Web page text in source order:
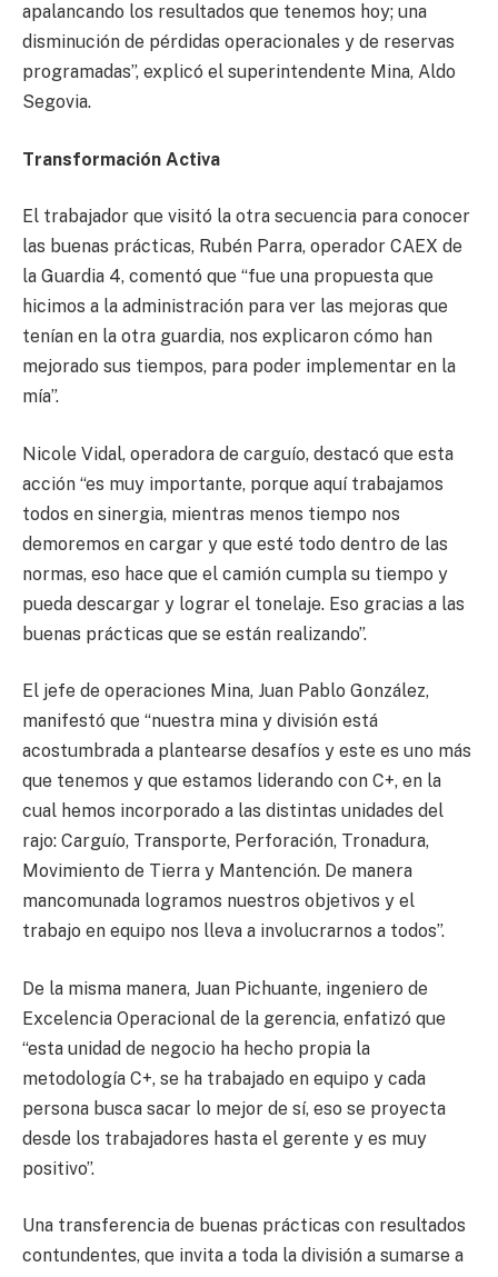
apalancando los resultados que tenemos hoy; una
disminución de pérdidas operacionales y de reservas
programadas”, explicó el superintendente Mina, Aldo
Segovia.
Transformación Activa
El trabajador que visitó la otra secuencia para conocer
las buenas prácticas, Rubén Parra, operador CAEX de
la Guardia 4, comentó que “fue una propuesta que
hicimos a la administración para ver las mejoras que
tenían en la otra guardia, nos explicaron cómo han
mejorado sus tiempos, para poder implementar en la
mía”.
Nicole Vidal, operadora de carguío, destacó que esta
acción “es muy importante, porque aquí trabajamos
todos en sinergia, mientras menos tiempo nos
demoremos en cargar y que esté todo dentro de las
normas, eso hace que el camión cumpla su tiempo y
pueda descargar y lograr el tonelaje. Eso gracias a las
buenas prácticas que se están realizando”.
El jefe de operaciones Mina, Juan Pablo González,
manifestó que “nuestra mina y división está
acostumbrada a plantearse desafíos y este es uno más
que tenemos y que estamos liderando con C+, en la
cual hemos incorporado a las distintas unidades del
rajo: Carguío, Transporte, Perforación, Tronadura,
Movimiento de Tierra y Mantención. De manera
mancomunada logramos nuestros objetivos y el
trabajo en equipo nos lleva a involucrarnos a todos”.
De la misma manera, Juan Pichuante, ingeniero de
Excelencia Operacional de la gerencia, enfatizó que
“esta unidad de negocio ha hecho propia la
metodología C+, se ha trabajado en equipo y cada
persona busca sacar lo mejor de sí, eso se proyecta
desde los trabajadores hasta el gerente y es muy
positivo”.
Una transferencia de buenas prácticas con resultados
contundentes, que invita a toda la división a sumarse a